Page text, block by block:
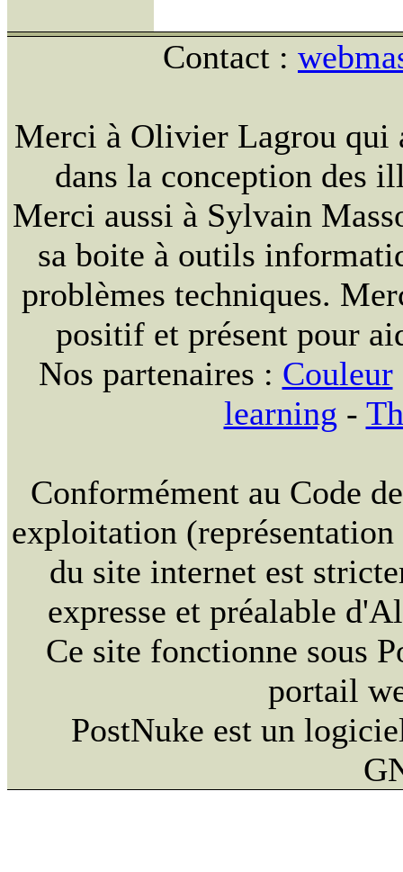
Contact :
Merci à Olivier Lagrou qui
dans la conception des
Merci aussi à Sylvain
sa boite à outils
problèmes techniques.
positif et présent pour
Nos partenaires : Couleur
learning -
Conformément au Code
exploitation
du site internet est
expresse et préalable
Ce site fonctionne sous
portail
PostNuke est un